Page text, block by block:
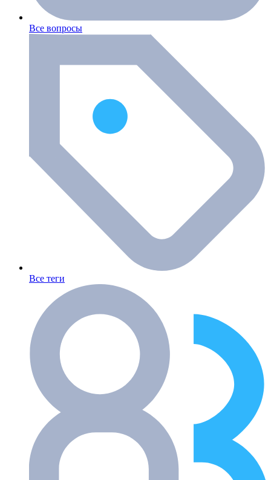
Все вопросы
Все теги